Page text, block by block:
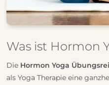
Was ist Hormon
Die Hormon Yoga
als Yoga Therapie eine